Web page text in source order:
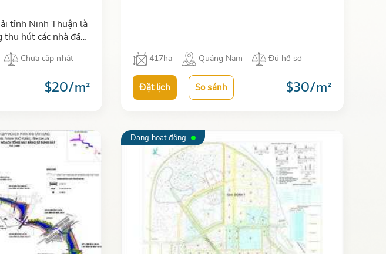
tỉnh Ninh Thuận là
thu hút các nhà đầu
các NĐT Nhật
…
Chưa cập nhật
$20/m²
417ha Quảng Nam Đủ hồ sơ
Đặt lịch So sánh $30/m²
Đang hoạt động